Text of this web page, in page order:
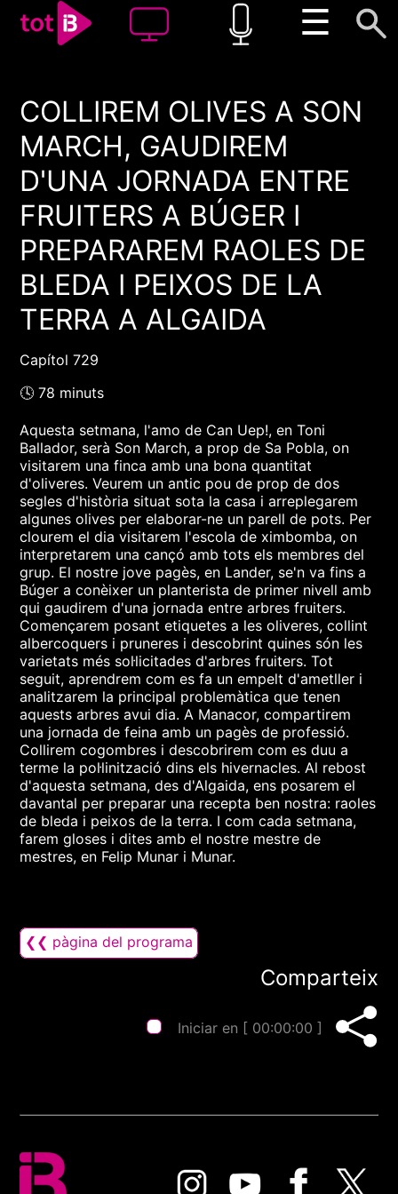
☰
00:00 00:00
COLLIREM OLIVES A SON
MARCH, GAUDIREM
D'UNA JORNADA ENTRE
FRUITERS A BÚGER I
PREPARAREM RAOLES DE
BLEDA I PEIXOS DE LA
TERRA A ALGAIDA
Capítol 729
🕓 78 minuts
Aquesta setmana, l'amo de Can Uep!, en Toni
Ballador, serà Son March, a prop de Sa Pobla, on
visitarem una finca amb una bona quantitat
d'oliveres. Veurem un antic pou de prop de dos
segles d'història situat sota la casa i arreplegarem
algunes olives per elaborar-ne un parell de pots. Per
clourem el dia visitarem l'escola de ximbomba, on
interpretarem una cançó amb tots els membres del
grup. El nostre jove pagès, en Lander, se'n va fins a
Búger a conèixer un planterista de primer nivell amb
qui gaudirem d'una jornada entre arbres fruiters.
Començarem posant etiquetes a les oliveres, collint
albercoquers i pruneres i descobrint quines són les
varietats més sol·licitades d'arbres fruiters. Tot
seguit, aprendrem com es fa un empelt d'ametller i
analitzarem la principal problemàtica que tenen
aquests arbres avui dia. A Manacor, compartirem
una jornada de feina amb un pagès de professió.
Collirem cogombres i descobrirem com es duu a
terme la pol·linització dins els hivernacles. Al rebost
d'aquesta setmana, des d'Algaida, ens posarem el
davantal per preparar una recepta ben nostra: raoles
de bleda i peixos de la terra. I com cada setmana,
farem gloses i dites amb el nostre mestre de
mestres, en Felip Munar i Munar.
❮❮ pàgina del programa
Comparteix
Iniciar en [ 00:00:00 ]